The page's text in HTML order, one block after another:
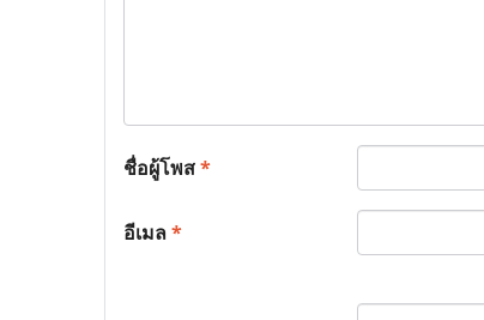
ชื่อผู้โพส*
อีเมล*